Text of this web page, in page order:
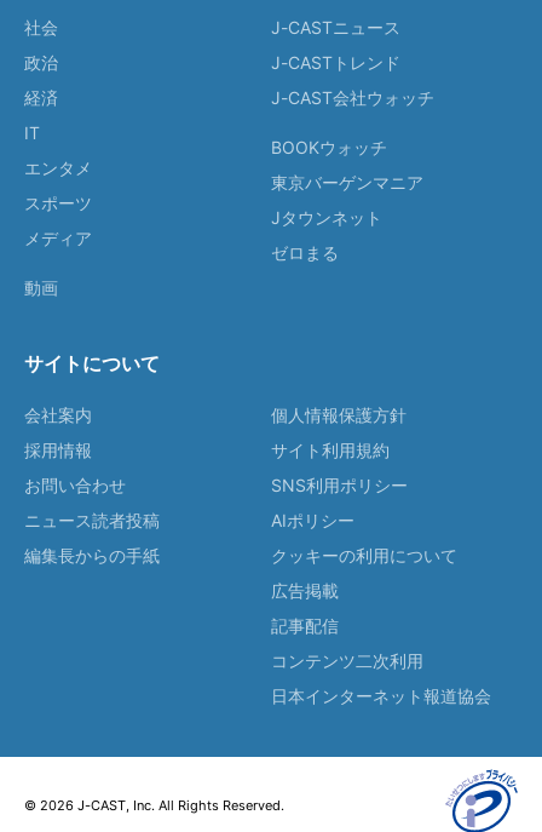
社会
政治
経済
IT
エンタメ
スポーツ
メディア
動画
J-CASTニュース
J-CASTトレンド
J-CAST会社ウォッチ
BOOKウォッチ
東京バーゲンマニア
Jタウンネット
ゼロまる
サイトについて
会社案内
採用情報
お問い合わせ
ニュース読者投稿
編集長からの手紙
個人情報保護方針
サイト利用規約
SNS利用ポリシー
AIポリシー
クッキーの利用について
広告掲載
記事配信
コンテンツ二次利用
日本インターネット報道協会
© 2026 J-CAST, Inc. All Rights Reserved.